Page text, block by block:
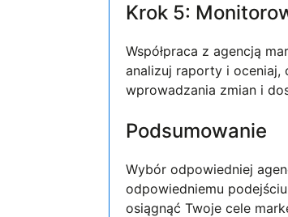
Krok 5:
Współpraca z agencją
analizuj raporty i oceniaj,
wprowadzania zmian i
Podsumowanie
Wybór odpowiedniej
odpowiedniemu
osiągnąć Twoje cele